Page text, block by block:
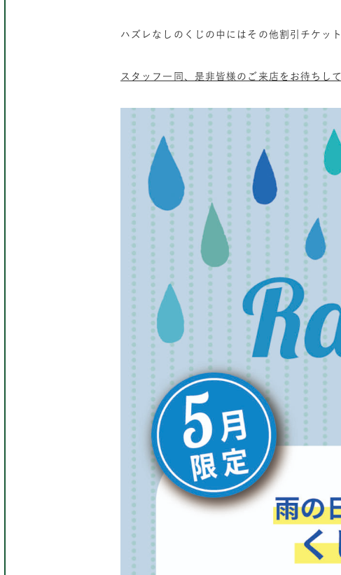
ハズレなしのくじの中にはその他割引チケッ
スタッフ一同、是非皆様のご来店をお待ちし